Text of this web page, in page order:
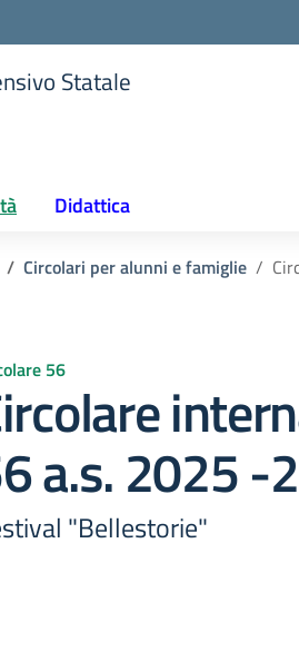
Statale
Didattica
Circolari per alunni e famiglie
56
a.s. 2025 -
"Bellestorie"